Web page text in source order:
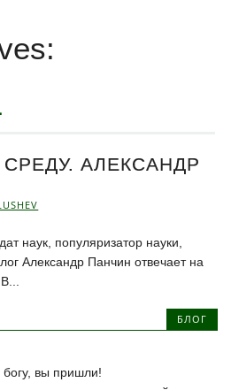
АЛЕКСАНДР
наук, популяризатор науки,
Александр Панчин отвечает на
БЛОГ
вы пришли!